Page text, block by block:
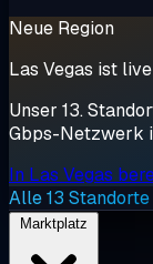
Neue Region
Las Vegas ist live
Unser 13.
Gbps-Netzwerk
In Las Vegas
Alle 13